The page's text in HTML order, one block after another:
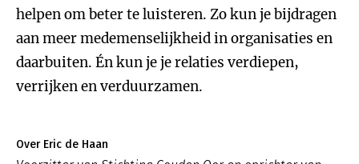
helpen om beter te luisteren. Zo kun je bijdragen
aan meer medemenselijkheid in organisaties en
daarbuiten. Én kun je je relaties verdiepen,
verrijken en verduurzamen.
Over Eric de Haan